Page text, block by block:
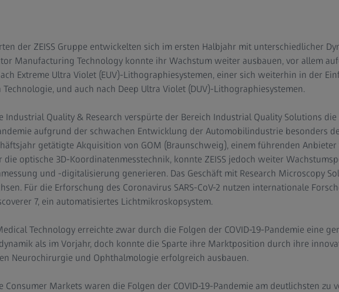
der ZEISS Gruppe entwickelten sich im ersten Halbjahr mit unterschiedlicher
Manufacturing Technology konnte ihr Wachstum weiter ausbauen, vor allem
Extreme Ultra Violet (EUV)-Lithographiesystemen, einer sich weiterhin in der
und auch nach Deep Ultra Violet (DUV)-Lithographiesystemen.
Industrial Quality & Research verspürte der Bereich Industrial Quality Solutions
aufgrund der schwachen Entwicklung der Automobilindustrie besonders
getätigte Akquisition von GOM (Braunschweig), einem führenden
die optische 3D-Koordinatenmesstechnik, konnte ZEISS jedoch weiter
und -digitalisierung generieren. Das Geschäft mit Research Microscopy
Für die Erforschung des Coronavirus SARS-CoV-2 nutzen internationale
7, ein automatisiertes Lichtmikroskopsystem.
Technology erreichte zwar durch die Folgen der COVID-19-Pandemie eine
als im Vorjahr, doch konnte die Sparte ihre Marktposition durch ihre
Neurochirurgie und Ophthalmologie erfolgreich ausbauen.
Consumer Markets waren die Folgen der COVID-19-Pandemie am deutlichsten zu